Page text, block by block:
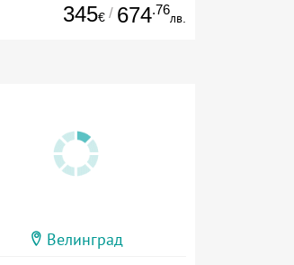
345€ / 674.76
лв.
Велинград